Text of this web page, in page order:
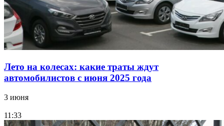
Лето на колесах: какие траты ждут
автомобилистов с июня 2025 года
3 июня
11:33